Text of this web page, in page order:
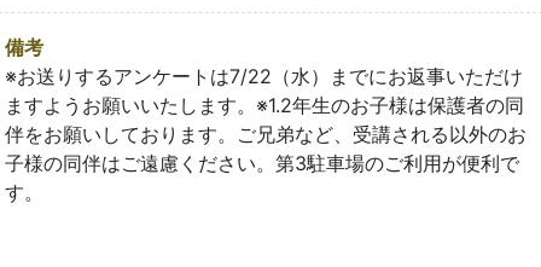
備考
※お送りするアンケートは7/22（水）までにお返事いただけ
ますようお願いいたします。※1.2年生のお子様は保護者の同
伴をお願いしております。ご兄弟など、受講される以外のお
子様の同伴はご遠慮ください。第3駐車場のご利用が便利で
す。